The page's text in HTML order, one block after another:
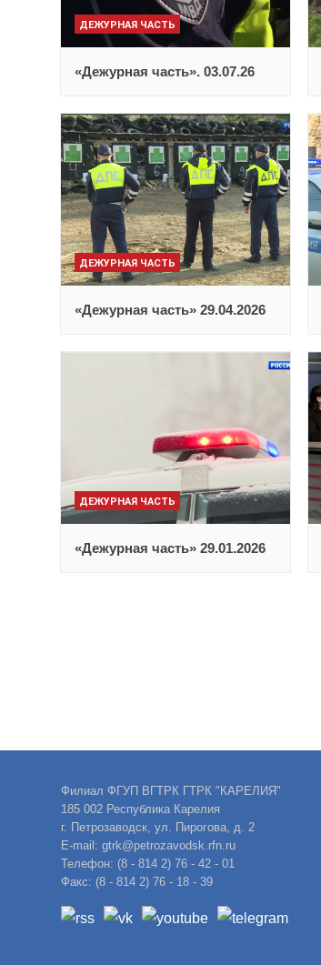
ДЕЖУРНАЯ ЧАСТЬ
«Дежурная часть». 03.07.26
ДЕЖУРНАЯ ЧАСТЬ
«Дежурная часть» 29.04.2026
ДЕЖУРНАЯ ЧАСТЬ
«Дежурная часть» 29.01.2026
Филиал ФГУП ВГТРК ГТРК "КАРЕЛИЯ"
185 002 Республика Карелия
г. Петрозаводск, ул. Пирогова, д. 2
E-mail: gtrk@petrozavodsk.rfn.ru
Телефон: (8 - 814 2) 76 - 42 - 01
Факс: (8 - 814 2) 76 - 18 - 39